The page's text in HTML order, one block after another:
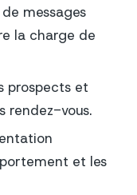
messages
la charge de
prospects et
rendez-vous.
et les